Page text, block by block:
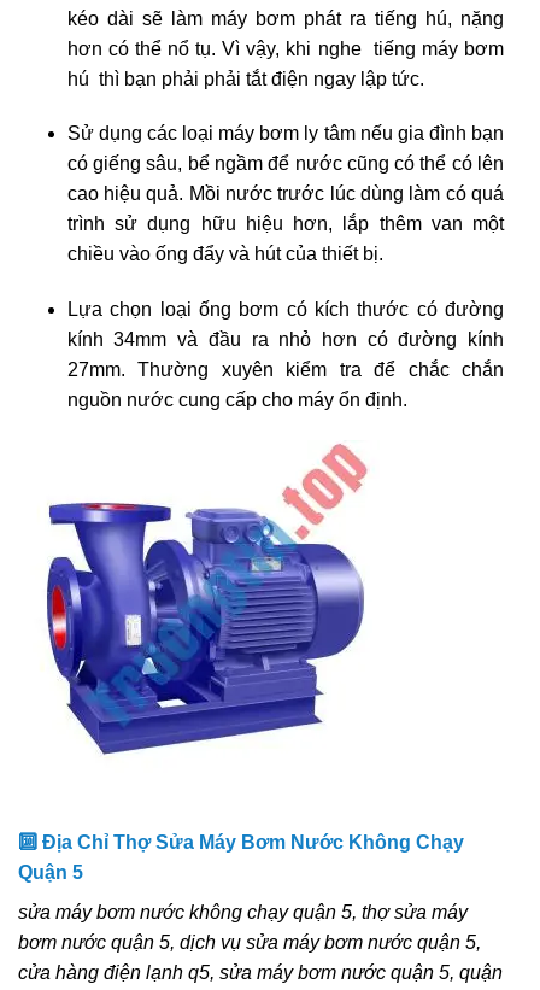
kéo dài sẽ làm máy bơm phát ra tiếng hú, nặng
hơn có thể nổ tụ. Vì vậy, khi nghe tiếng máy bơm
hú thì bạn phải phải tắt điện ngay lập tức.
Sử dụng các loại máy bơm ly tâm nếu gia đình bạn
có giếng sâu, bể ngầm để nước cũng có thể có lên
cao hiệu quả. Mồi nước trước lúc dùng làm có quá
trình sử dụng hữu hiệu hơn, lắp thêm van một
chiều vào ống đẩy và hút của thiết bị.
Lựa chọn loại ống bơm có kích thước có đường
kính 34mm và đầu ra nhỏ hơn có đường kính
27mm. Thường xuyên kiểm tra để chắc chắn
nguồn nước cung cấp cho máy ổn định.
🔟 Địa Chỉ Thợ Sửa Máy Bơm Nước Không Chạy
Quận 5
sửa máy bơm nước không chạy quận 5, thợ sửa máy
bơm nước quận 5, dịch vụ sửa máy bơm nước quận 5,
cửa hàng điện lạnh q5, sửa máy bơm nước quận 5, quận